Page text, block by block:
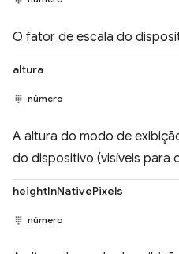
O fator de escala do
altura
número
A altura do modo de
do dispositivo (visíveis para
heightInNativePixels
número